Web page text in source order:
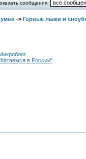
сообщения:
-> Горные лыжи и
в России"